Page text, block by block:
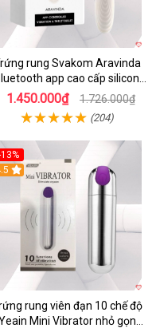
rung Svakom Aravinda
app cao cấp silicon
mềm
1.450.000₫ 1.726.000₫
(204)
rung viên đạn 10 chế độ
Mini Vibrator nhỏ gọn